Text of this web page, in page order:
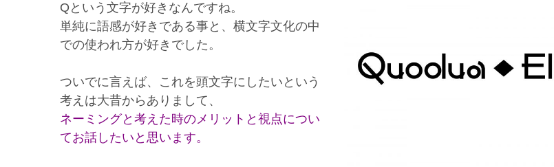
Qという文字が好きなんですね。
単純に語感が好きである事と、横文字文化の中
での使われ方が好きでした。
ついでに言えば、これを頭文字にしたいという
考えは大昔からありまして、
ネーミングと考えた時のメリットと視点につい
てお話したいと思います。